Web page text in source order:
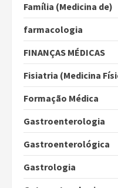
Família (Medicina de)
farmacologia
FINANÇAS MÉDICAS
Fisiatria (Medicina
Formação Médica
Gastroenterologia
Gastroenterológica
Gastrologia